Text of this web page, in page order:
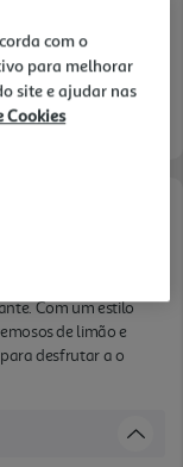
Com um estilo
de limão e
desfrutar a o
com o
para melhorar
site e ajudar nas
Cookies